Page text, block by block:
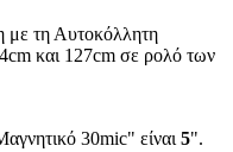
με τη Αυτοκόλλητη
και 127cm σε ρολό των
30mic" είναι 5".